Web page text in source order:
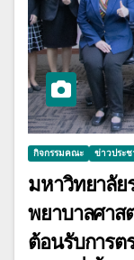
กิจกรรมคณะ ข่าวประ
มหาวิทยาลั
พยาบาลศาส
ต้อนรับการต